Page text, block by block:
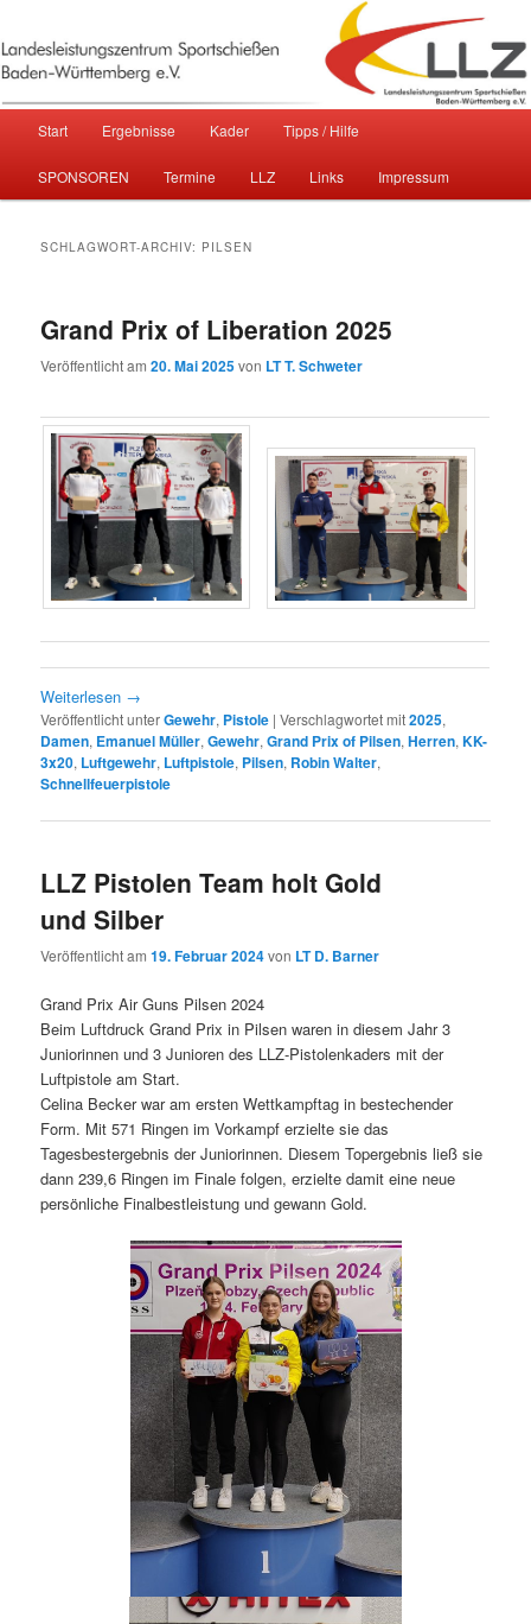
Landesleistungszentrum
Sportschießen Baden-Württemberg
e.V.
Zum primären Inhalt springen
Zum sekundären Inhalt springen
Start Ergebnisse Kader Tipps / Hilfe
SPONSOREN Termine LLZ Links Impressum
SCHLAGWORT-ARCHIV: PILSEN
Grand Prix of Liberation 2025
Veröffentlicht am20. Mai 2025von LT T. Schweter
Weiterlesen →
Veröffentlicht unterGewehr, Pistole |Verschlagwortet mit2025,
Damen, Emanuel Müller,Gewehr,Grand Prix of Pilsen,Herren,KK-
3x20, Luftgewehr, Luftpistole, Pilsen, Robin Walter,
Schnellfeuerpistole
LLZ Pistolen Team holt Gold
und Silber
Veröffentlicht am19. Februar 2024von LT D. Barner
Grand Prix Air Guns Pilsen 2024
Beim Luftdruck Grand Prix in Pilsen waren in diesem Jahr 3
Juniorinnen und 3 Junioren des LLZ-Pistolenkaders mit der
Luftpistole am Start.
Celina Becker war am ersten Wettkampftag in bestechender
Form. Mit 571 Ringen im Vorkampf erzielte sie das
Tagesbestergebnis der Juniorinnen. Diesem Topergebnis ließ sie
dann 239,6 Ringen im Finale folgen, erzielte damit eine neue
persönliche Finalbestleistung und gewann Gold.